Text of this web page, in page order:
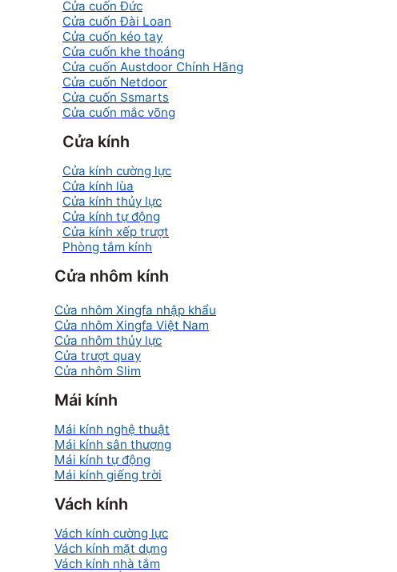
Cửa cuốn Đức
Cửa cuốn Đài Loan
Cửa cuốn kéo tay
Cửa cuốn khe thoáng
Cửa cuốn Austdoor Chính Hãng
Cửa cuốn Netdoor
Cửa cuốn Ssmarts
Cửa cuốn mắc võng
Cửa kính
Cửa kính cường lực
Cửa kính lùa
Cửa kính thủy lực
Cửa kính tự động
Cửa kính xếp trượt
Phòng tắm kính
Cửa nhôm kính
Cửa nhôm Xingfa nhập khẩu
Cửa nhôm Xingfa Việt Nam
Cửa nhôm thủy lực
Cửa trượt quay
Cửa nhôm Slim
Mái kính
Mái kính nghệ thuật
Mái kính sân thượng
Mái kính tự động
Mái kính giếng trời
Vách kính
Vách kính cường lực
Vách kính mặt dựng
Vách kính nhà tắm